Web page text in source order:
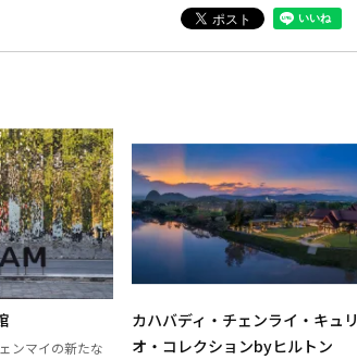
ンマイの新たな
カハバディ・チェンライ・キュリ
オ・コレクションbyヒルトン